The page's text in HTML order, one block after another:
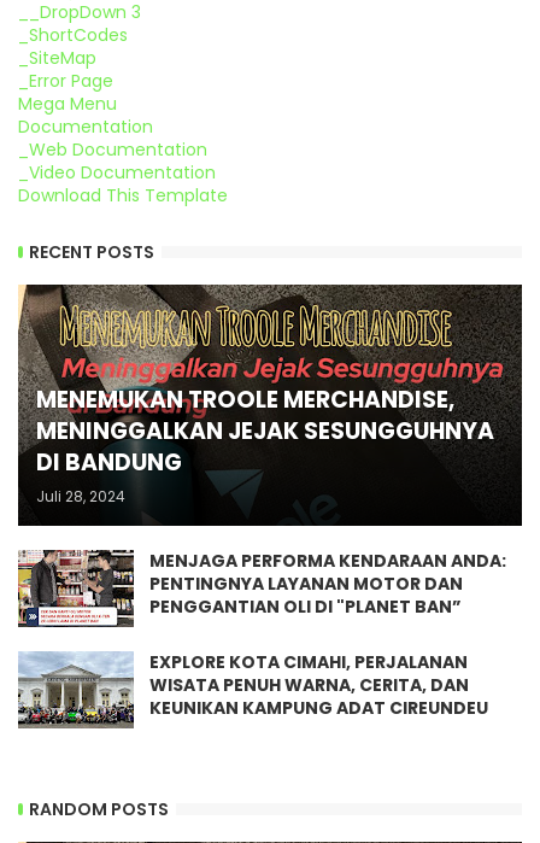
__DropDown 3
_ShortCodes
_SiteMap
_Error Page
Mega Menu
Documentation
_Web Documentation
_Video Documentation
Download This Template
RECENT POSTS
MENEMUKAN TROOLE MERCHANDISE,
MENINGGALKAN JEJAK SESUNGGUHNYA
DI BANDUNG
Juli 28, 2024
MENJAGA PERFORMA KENDARAAN ANDA:
PENTINGNYA LAYANAN MOTOR DAN
PENGGANTIAN OLI DI "PLANET BAN”
EXPLORE KOTA CIMAHI, PERJALANAN
WISATA PENUH WARNA, CERITA, DAN
KEUNIKAN KAMPUNG ADAT CIREUNDEU
RANDOM POSTS